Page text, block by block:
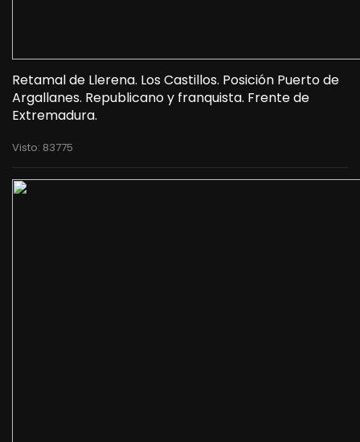
Retamal de Llerena. Los Castillos. Posición Puerto de
Argallanes. Republicano y franquista. Frente de
Extremadura.
Visto: 83775